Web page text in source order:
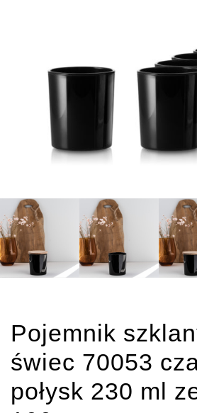
Pojemnik
świec 70053
połysk 230 ml